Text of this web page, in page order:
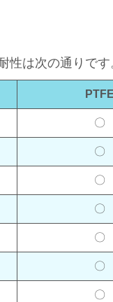
性は次の通りです
〇
〇
〇
〇
〇
〇
〇